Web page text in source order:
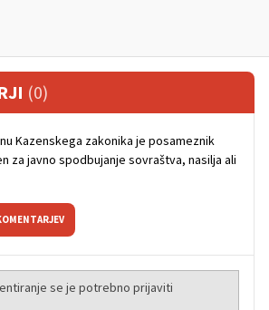
(0)
Kazenskega zakonika je posameznik
za javno spodbujanje sovraštva, nasilja ali